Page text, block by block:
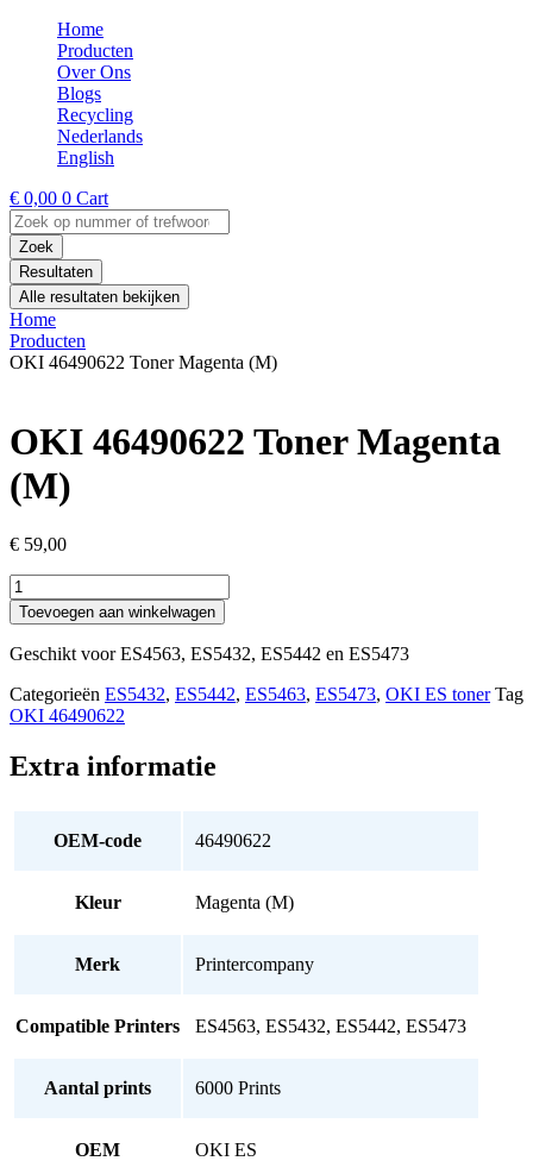
Home
Producten
Over Ons
Blogs
Recycling
Nederlands
English
€ 0,00 0 Cart
Search
...Zoek
Resultaten
Alle resultaten bekijken
Home
Producten
OKI 46490622 Toner Magenta (M)
OKI 46490622 Toner Magenta
(M)
€ 59,00
OKI
46490622
Toner
Magenta
aantal
Toevoegen aan winkelwagen
Geschikt voor ES4563, ES5432, ES5442 en ES5473
Categorieën ES5432, ES5442, ES5463, ES5473, OKI ES toner Tag
OKI 46490622
Extra informatie
OEM-code 46490622
Kleur Magenta (M)
Merk Printercompany
Compatible Printers ES4563, ES5432, ES5442, ES5473
Aantal prints 6000 Prints
OEM OKI ES